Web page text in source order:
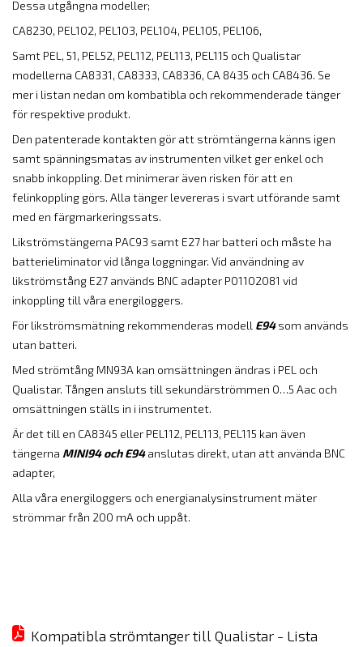
Dessa utgångna modeller;
CA8230, PEL102, PEL103, PEL104, PEL105, PEL106,
Samt PEL, 51, PEL52, PEL112, PEL113, PEL115 och Qualistar
modellerna CA8331, CA8333, CA8336, CA 8435 och CA8436. Se
mer i listan nedan om kombatibla och rekommenderade tänger
för respektive produkt.
Den patenterade kontakten gör att strömtängerna känns igen
samt spänningsmatas av instrumenten vilket ger enkel och
snabb inkoppling. Det minimerar även risken för att en
felinkoppling görs. Alla tänger levereras i svart utförande samt
med en färgmarkeringssats.
Likströmstängerna PAC93 samt E27 har batteri och måste ha
batterieliminator vid långa loggningar. Vid användning av
likströmstång E27 används BNC adapter P01102081 vid
inkoppling till våra energiloggers.
För likströmsmätning rekommenderas modell E94 som används
utan batteri.
Med strömtång MN93A kan omsättningen ändras i PEL och
Qualistar. Tången ansluts till sekundärströmmen 0…5 Aac och
omsättningen ställs in i instrumentet.
Är det till en CA8345 eller PEL112, PEL113, PEL115 kan även
tängerna MINI94 och E94 anslutas direkt, utan att använda BNC
adapter,
Alla våra energiloggers och energianalysinstrument mäter
strömmar från 200 mA och uppåt.
Kompatibla strömtanger till Qualistar - Lista